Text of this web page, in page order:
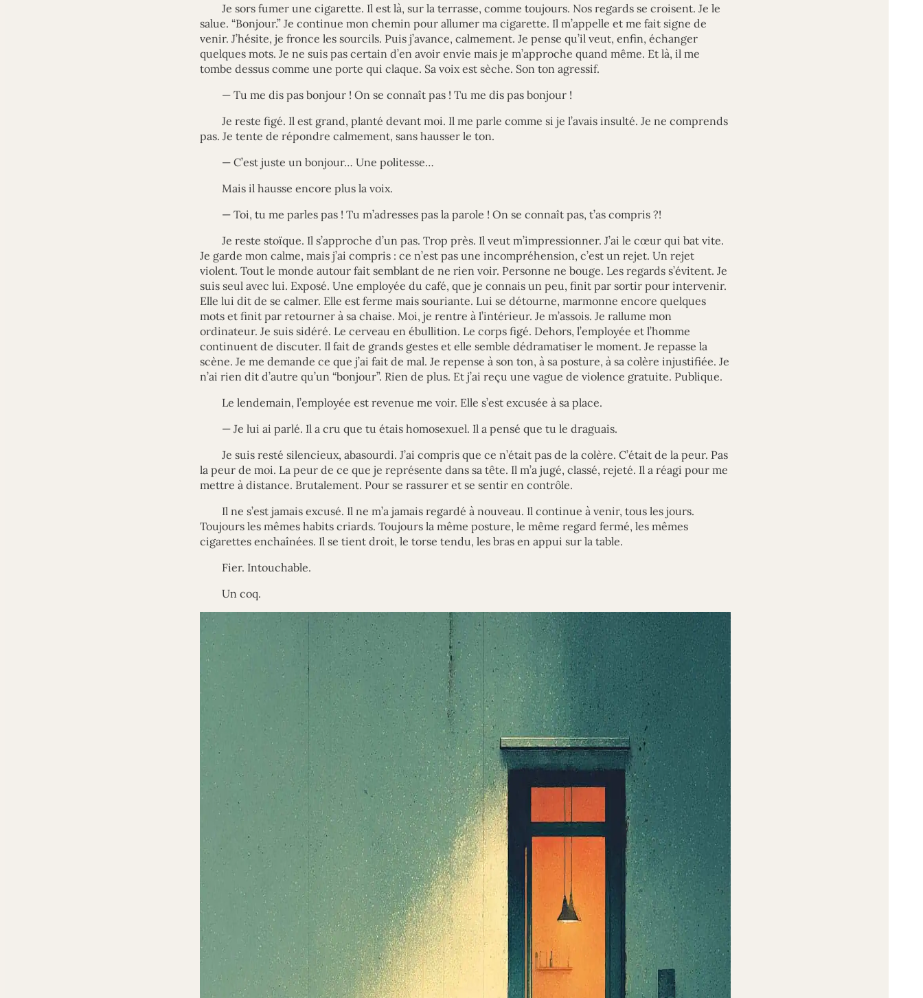
Je sors fumer une cigarette. Il est là, sur la terrasse, comme toujours. Nos regards se croisent. Je le
salue. “Bonjour.” Je continue mon chemin pour allumer ma cigarette. Il m’appelle et me fait signe de
venir. J’hésite, je fronce les sourcils. Puis j’avance, calmement. Je pense qu’il veut, enfin, échanger
quelques mots. Je ne suis pas certain d’en avoir envie mais je m’approche quand même. Et là, il me
tombe dessus comme une porte qui claque. Sa voix est sèche. Son ton agressif.
— Tu me dis pas bonjour ! On se connaît pas ! Tu me dis pas bonjour !
Je reste figé. Il est grand, planté devant moi. Il me parle comme si je l’avais insulté. Je ne comprends
pas. Je tente de répondre calmement, sans hausser le ton.
— C’est juste un bonjour… Une politesse…
Mais il hausse encore plus la voix.
— Toi, tu me parles pas ! Tu m’adresses pas la parole ! On se connaît pas, t’as compris ?!
Je reste stoïque. Il s’approche d’un pas. Trop près. Il veut m’impressionner. J’ai le cœur qui bat vite.
Je garde mon calme, mais j’ai compris : ce n’est pas une incompréhension, c’est un rejet. Un rejet
violent. Tout le monde autour fait semblant de ne rien voir. Personne ne bouge. Les regards s’évitent. Je
suis seul avec lui. Exposé. Une employée du café, que je connais un peu, finit par sortir pour intervenir.
Elle lui dit de se calmer. Elle est ferme mais souriante. Lui se détourne, marmonne encore quelques
mots et finit par retourner à sa chaise. Moi, je rentre à l’intérieur. Je m’assois. Je rallume mon
ordinateur. Je suis sidéré. Le cerveau en ébullition. Le corps figé. Dehors, l’employée et l’homme
continuent de discuter. Il fait de grands gestes et elle semble dédramatiser le moment. Je repasse la
scène. Je me demande ce que j’ai fait de mal. Je repense à son ton, à sa posture, à sa colère injustifiée. Je
n’ai rien dit d’autre qu’un “bonjour”. Rien de plus. Et j’ai reçu une vague de violence gratuite. Publique.
Le lendemain, l’employée est revenue me voir. Elle s’est excusée à sa place.
— Je lui ai parlé. Il a cru que tu étais homosexuel. Il a pensé que tu le draguais.
Je suis resté silencieux, abasourdi. J’ai compris que ce n’était pas de la colère. C’était de la peur. Pas
la peur de moi. La peur de ce que je représente dans sa tête. Il m’a jugé, classé, rejeté. Il a réagi pour me
mettre à distance. Brutalement. Pour se rassurer et se sentir en contrôle.
Il ne s’est jamais excusé. Il ne m’a jamais regardé à nouveau. Il continue à venir, tous les jours.
Toujours les mêmes habits criards. Toujours la même posture, le même regard fermé, les mêmes
cigarettes enchaînées. Il se tient droit, le torse tendu, les bras en appui sur la table.
Fier. Intouchable.
Un coq.